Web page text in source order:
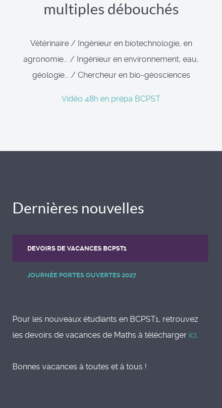
multiples débouchés
Vétérinaire / Ingénieur en biotechnologie, en
agronomie... / Ingénieur en environnement, eau,
géologie... / Chercheur en bio-géosciences
Vidéo 48h en prépa BCPST
Dernières nouvelles
DEVOIRS DE VACANCES BCPST1
JOURNÉE PORTES OUVERTES 2027
Pour les nouveaux étudiants en BCPST1, retrouvez
les devoirs de vacances de Maths à télécharger ici.
Bonnes vacances à toutes et à tous !